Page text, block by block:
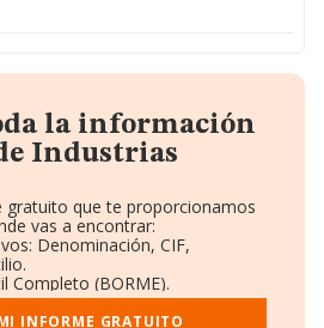
la información
Industrias
gratuito que te proporcionamos
vas a encontrar:
Denominación, CIF,
Completo (BORME).
Ventas y Empleados.
y Administradores.
INFORME GRATUITO